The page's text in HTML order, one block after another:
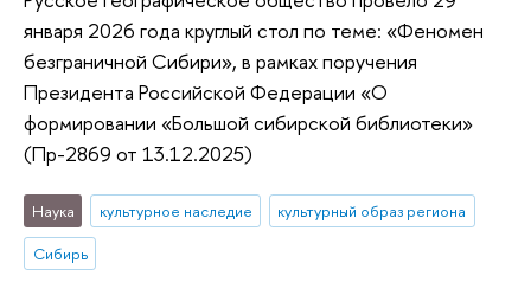
января 2026 года круглый стол по теме: «Феномен
безграничной Сибири», в рамках поручения
Президента Российской Федерации «О
формировании «Большой сибирской библиотеки»
(Пр-2869 от 13.12.2025)
Наука культурное наследие
культурный образ региона
Сибирь